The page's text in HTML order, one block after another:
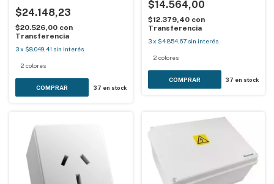
$24.148,23
$20.526,00 con
Transferencia
3x $8.049,41 sin interés
2 colores
COMPRAR 37 en stock
$14.564,00
$12.379,40 con
Transferencia
3 x $4.854,67 sin interés
2 colores
COMPRAR 37 en stock